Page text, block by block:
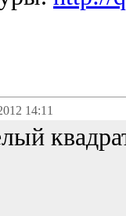
14:11